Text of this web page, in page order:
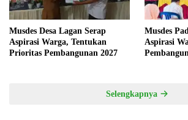
Musdes Desa Lagan Serap
Aspirasi Warga, Tentukan
Prioritas Pembangunan 2027
Musdes
Aspirasi
Selengkapnya